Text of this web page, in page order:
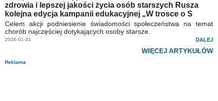
zdrowia i lepszej jakości życia osób starszych Rusza
kolejna edycja kampanii edukacyjnej „W trosce o S
Celem akcji podniesienie świadomości społeczeństwa na temat
chorób najczęściej dotykających osoby starsze.
2026-01-31 DALEJ
WIĘCEJ ARTYKUŁÓW
Reklama